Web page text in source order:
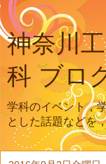
神奈川
科 ブロ
学科のイベント，
とした話題などを